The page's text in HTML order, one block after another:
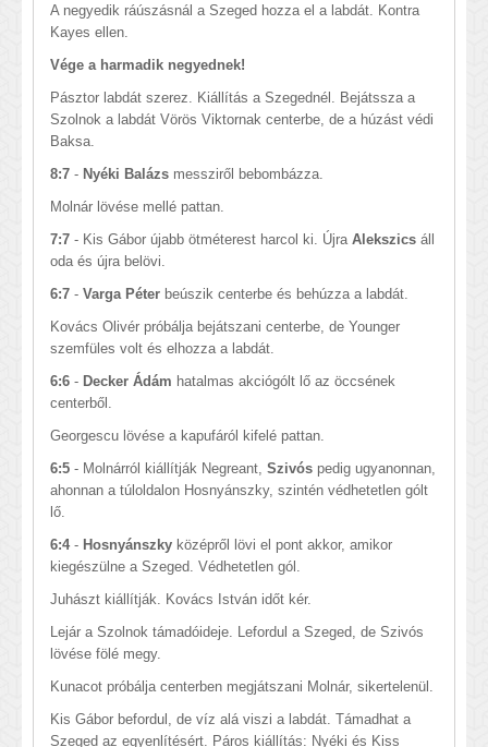
A negyedik ráúszásnál a Szeged hozza el a labdát. Kontra
Kayes ellen.
Vége a harmadik negyednek!
Pásztor labdát szerez. Kiállítás a Szegednél. Bejátssza a
Szolnok a labdát Vörös Viktornak centerbe, de a húzást védi
Baksa.
8:7 - Nyéki Balázs messziről bebombázza.
Molnár lövése mellé pattan.
7:7 - Kis Gábor újabb ötméterest harcol ki. Újra Alekszics áll
oda és újra belövi.
6:7 - Varga Péter beúszik centerbe és behúzza a labdát.
Kovács Olivér próbálja bejátszani centerbe, de Younger
szemfüles volt és elhozza a labdát.
6:6 - Decker Ádám hatalmas akciógólt lő az öccsének
centerből.
Georgescu lövése a kapufáról kifelé pattan.
6:5 - Molnárról kiállítják Negreant, Szivós pedig ugyanonnan,
ahonnan a túloldalon Hosnyánszky, szintén védhetetlen gólt
lő.
6:4- Hosnyánszky középről lövi el pont akkor, amikor
kiegészülne a Szeged. Védhetetlen gól.
Juhászt kiállítják. Kovács István időt kér.
Lejár a Szolnok támadóideje. Lefordul a Szeged, de Szivós
lövése fölé megy.
Kunacot próbálja centerben megjátszani Molnár, sikertelenül.
Kis Gábor befordul, de víz alá viszi a labdát. Támadhat a
Szeged az egyenlítésért. Páros kiállítás: Nyéki és Kiss